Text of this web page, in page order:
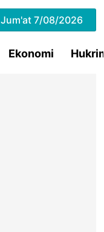
Jum'at 7/08/2026
Ekonomi Hukrim